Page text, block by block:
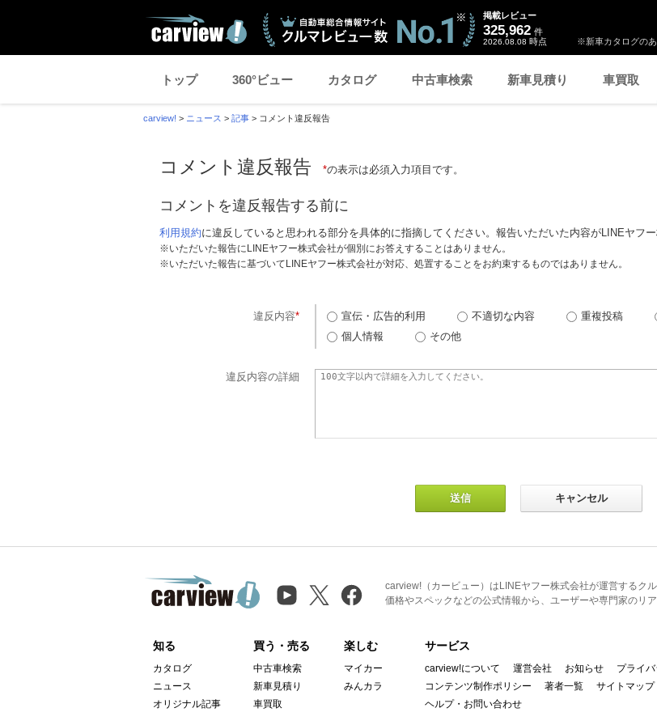
※新車カタログのあ
掲載レビュー
325,962 件
2026.08.08 時点
トップ 360°ビュー カタログ 中古車検索 新車見積り 車買取
carview! > ニュース > 記事 > コメント違反報告
コメント違反報告 *の表示は必須入力項目です。
コメントを違反報告する前に
利用規約に違反していると思われる部分を具体的に指摘してください。報告いただいた内容がLINEヤフ
※いただいた報告にLINEヤフー株式会社が個別にお答えすることはありません。
※いただいた報告に基づいてLINEヤフー株式会社が対応、処置することをお約束するものではありません。
違反内容* 宣伝・広告的利用 不適切な内容 重複投稿
個人情報
その他
違反内容の詳細
carview!（カービュー）はLINEヤフー株式会社が運営するク
価格やスペックなどの公式情報から、ユーザーや専門家のリ
知る
カタログ
ニュース
オリジナル記事
買う・売る
中古車検索
新車見積り
車買取
楽しむ
マイカー
みんカラ
サービス
carview!について 運営会社 お知らせ プライ
コンテンツ制作ポリシー
著者一覧 サイトマップ
ヘルプ・お問い合わせ